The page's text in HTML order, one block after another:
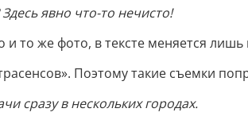
явно что-то нечисто!
то же фото, в тексте меняется
Поэтому такие съемки
сразу в нескольких городах.